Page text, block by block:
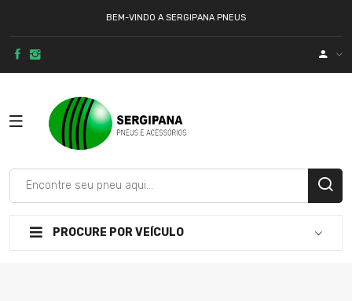
BEM-VINDO A SERGIPANA PNEUS
PROCURE POR VEÍCULO